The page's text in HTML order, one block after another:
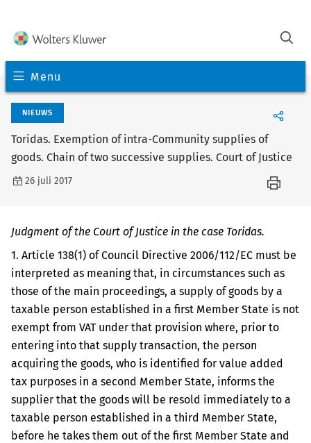
Menu
NIEUWS
Toridas. Exemption of intra-Community supplies of
goods. Chain of two successive supplies. Court of Justice
26 juli 2017
Judgment of the Court of Justice in the case Toridas.
1. Article 138(1) of Council Directive 2006/112/EC must be
interpreted as meaning that, in circumstances such as
those of the main proceedings, a supply of goods by a
taxable person established in a first Member State is not
exempt from VAT under that provision where, prior to
entering into that supply transaction, the person
acquiring the goods, who is identified for value added
tax purposes in a second Member State, informs the
supplier that the goods will be resold immediately to a
taxable person established in a third Member State,
before he takes them out of the first Member State and